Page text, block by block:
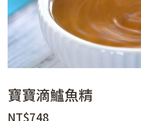
寶寶滴鱸魚精
NT$748